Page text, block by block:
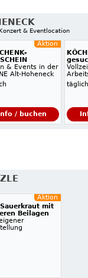
& Eventlocation
Aktion
& Events in der
Alt-Hoheneck
/ buchen
täglich
Aktion
mit
Beilagen